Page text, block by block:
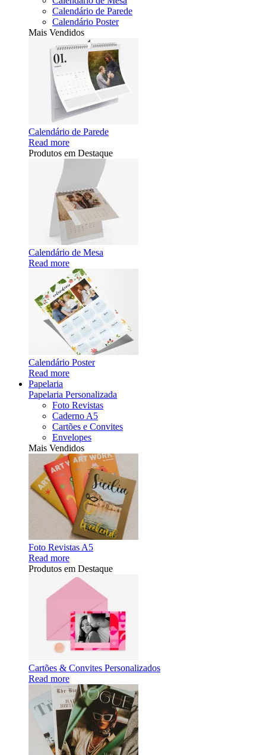
Calendário de Parede
Calendário Poster
Mais Vendidos
Calendário de Parede
Read more
Produtos em Destaque
Calendário de Mesa
Read more
Calendário Poster
Read more
Papelaria
Papelaria Personalizada
Foto Revistas
Caderno A5
Cartões e Convites
Envelopes
Mais Vendidos
Foto Revistas A5
Read more
Produtos em Destaque
Cartões & Convites Personalizados
Read more